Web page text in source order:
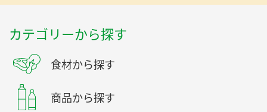
カテゴリーから探す
食材から探す
商品から探す